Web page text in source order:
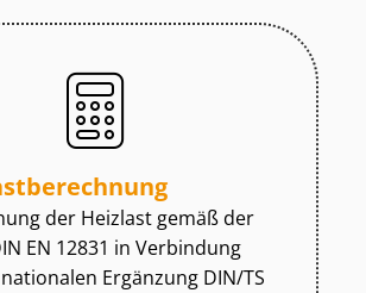
der Heizlast gemäß der
EN 12831 in Verbindung
Ergänzung DIN/TS